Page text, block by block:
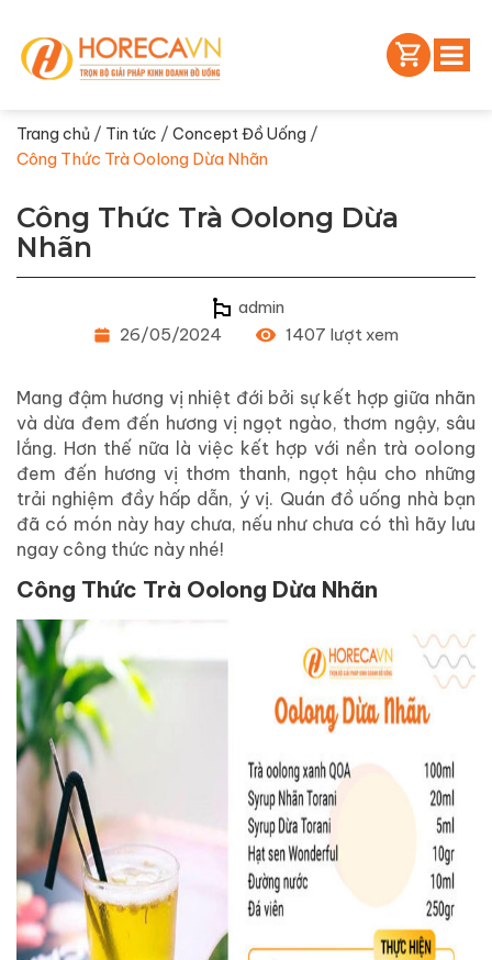
Trang chủ / Tin tức / Concept Đồ Uống /
Công Thức Trà Oolong Dừa Nhãn
Công Thức Trà Oolong Dừa
Nhãn
admin
26/05/2024
1407 lượt xem
Mang đậm hương vị nhiệt đới bởi sự kết hợp giữa nhãn
và dừa đem đến hương vị ngọt ngào, thơm ngậy, sâu
lắng. Hơn thế nữa là việc kết hợp với nền trà oolong
đem đến hương vị thơm thanh, ngọt hậu cho những
trải nghiệm đầy hấp dẫn, ý vị. Quán đồ uống nhà bạn
đã có món này hay chưa, nếu như chưa có thì hãy lưu
ngay công thức này nhé!
Công Thức Trà Oolong Dừa Nhãn